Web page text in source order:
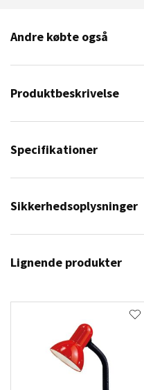
Andre købte også
Produktbeskrivelse
Specifikationer
Sikkerhedsoplysninger
Lignende produkter